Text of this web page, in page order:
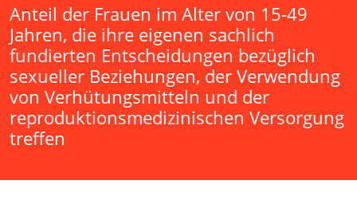
Anteil der Frauen im Alter von 15-49
Jahren, die ihre eigenen sachlich
fundierten Entscheidungen bezüglich
sexueller Beziehungen, der Verwendung
von Verhütungsmitteln und der
reproduktionsmedizinischen Versorgung
treffen